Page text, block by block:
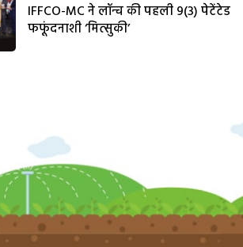
IFFCO-MC ने लॉन्च की पहली 9(3) पेटेंटेड
फफूंदनाशी ‘मित्सुकी’